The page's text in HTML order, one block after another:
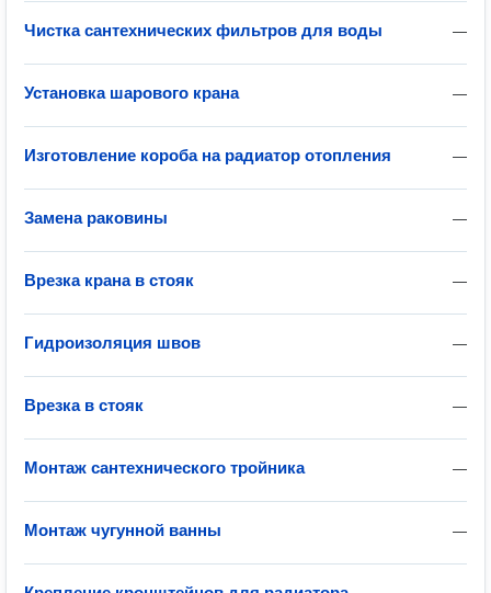
—
Чистка сантехнических фильтров для воды
—
Установка шарового крана
—
Изготовление короба на радиатор отопления
—
Замена раковины
—
Врезка крана в стояк
—
Гидроизоляция швов
—
Врезка в стояк
—
Монтаж сантехнического тройника
—
Монтаж чугунной ванны